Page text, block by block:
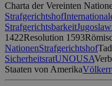
Charta der Vereinten
Strafgerichtshof
Strafgerichtsbarkeit
1422Resolution 1593
NationenStrafgerichtshof
SicherheitsratUNOUSA
Staaten von Amerika